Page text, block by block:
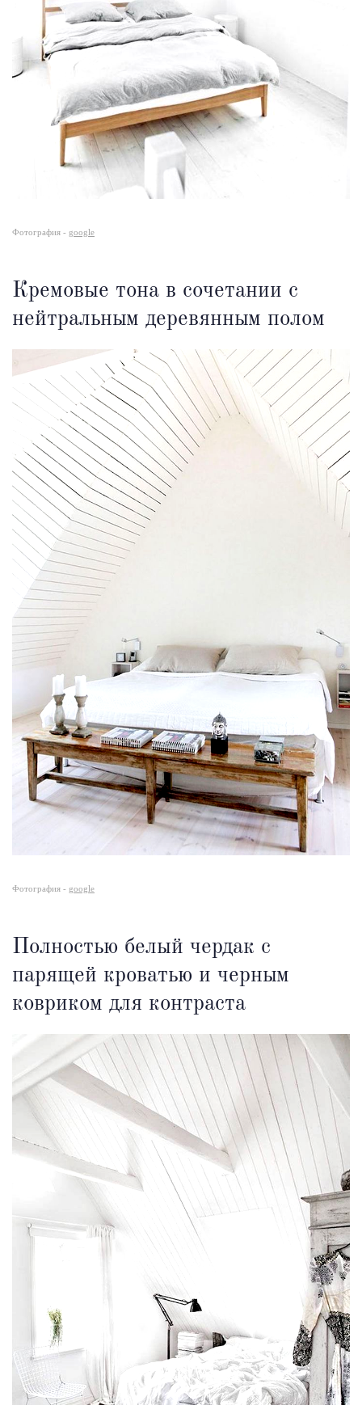
Фотография - google
Кремовые тона в сочетании с
нейтральным деревянным полом
Фотография - google
Полностью белый чердак с
парящей кроватью и черным
ковриком для контраста